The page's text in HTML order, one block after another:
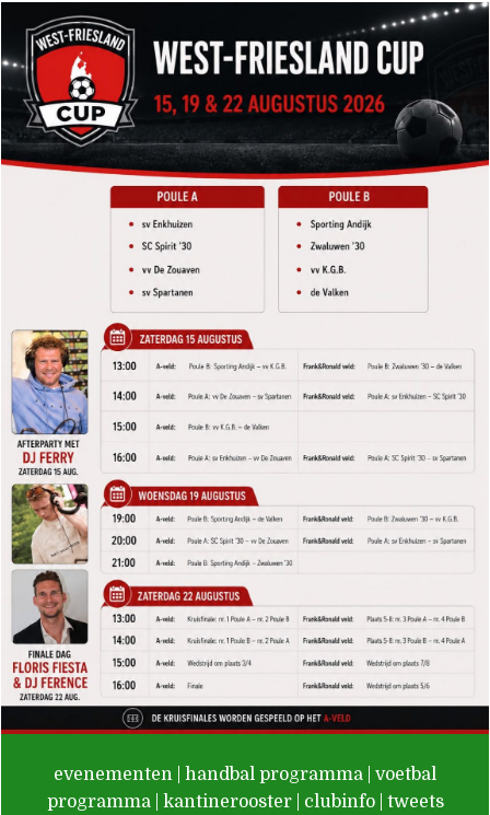
De Valken
evenementen handbal programma
voetbal
programma
kantinerooster clubinfo tweets